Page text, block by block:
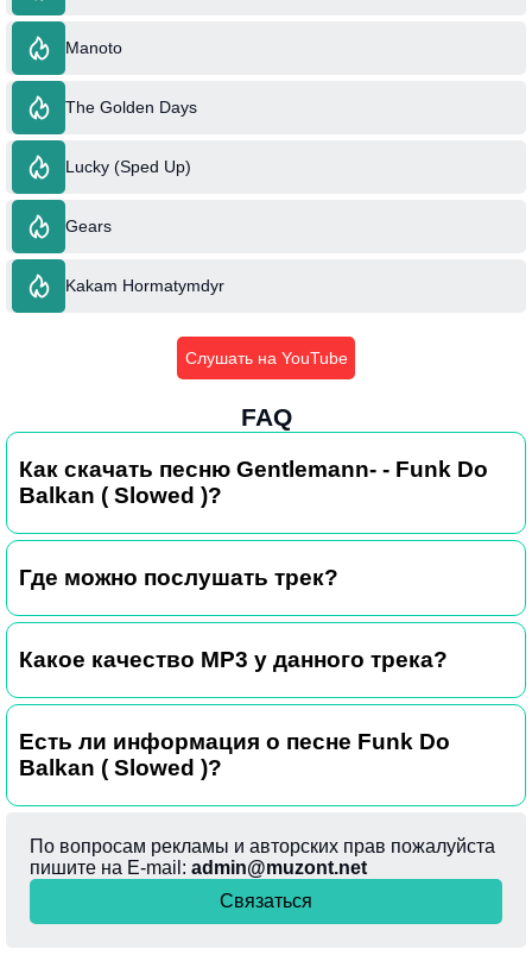
Manoto
The Golden Days
Lucky (Sped Up)
Gears
Kakam Hormatymdyr
Слушать на YouTube
FAQ
Как скачать песню Gentlemann- - Funk Do
Balkan ( Slowed )?
Где можно послушать трек?
Какое качество MP3 у данного трека?
Есть ли информация о песне Funk Do
Balkan ( Slowed )?
По вопросам рекламы и авторских прав пожалуйста
пишите на E-mail: admin@muzont.net
Связаться